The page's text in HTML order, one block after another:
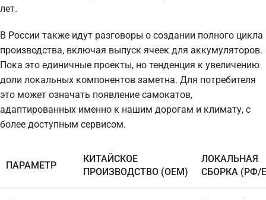
лет.
В России также идут разговоры о создании полного цикла
производства, включая выпуск ячеек для аккумуляторов.
Пока это единичные проекты, но тенденция к увеличению
доли локальных компонентов заметна. Для потребителя
это может означать появление самокатов,
адаптированных именно к нашим дорогам и климату, с
более доступным сервисом.
ПАРАМЕТР
КИТАЙСКОЕ
ПРОИЗВОДСТВО (OEM)
ЛОКАЛЬНАЯ
СБОРКА (РФ/